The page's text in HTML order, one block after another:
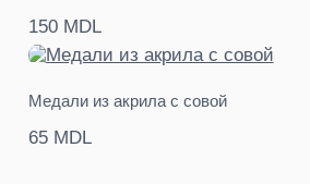
150 MDL
Медали из акрила с совой
65 MDL